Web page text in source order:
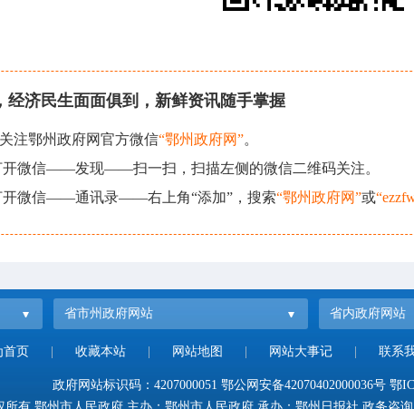
经济民生面面俱到，新鲜资讯随手掌握
注鄂州政府网官方微信“鄂州政府网”。
微信——发现——扫一扫，扫描左侧的微信二维码关注。
微信——通讯录——右上角“添加”，搜索“鄂州政府网”或
省市州政府网站 省内政府网站
首页 收藏本站 网站地图 网站大事记 联系
政府网站标识码：4207000051 鄂公网安备42070402000036号 鄂